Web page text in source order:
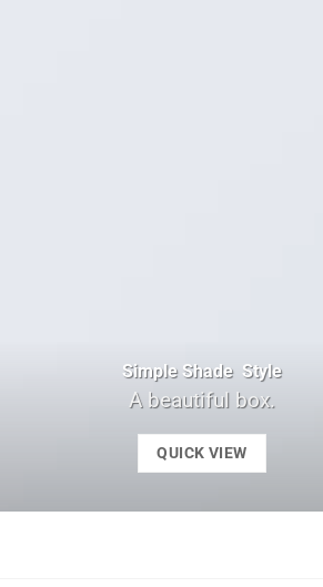
Simple Shade Style
A beautiful box.
QUICK VIEW